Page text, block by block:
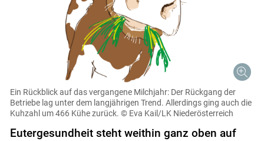
Ein Rückblick auf das vergangene Milchjahr: Der Rückgang der
Betriebe lag unter dem langjährigen Trend. Allerdings ging auch die
Kuhzahl um 466 Kühe zurück. © Eva Kail/LK Niederösterreich
Eutergesundheit steht weithin ganz oben auf